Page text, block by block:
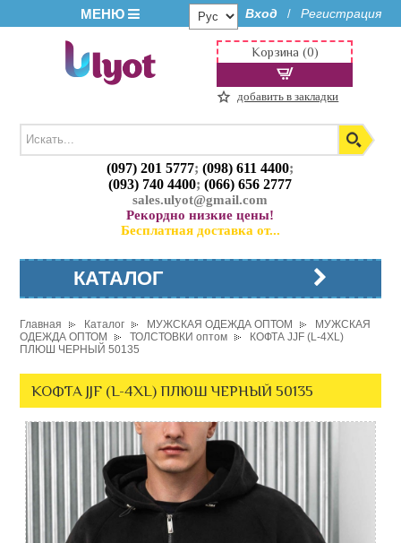
МЕНЮ Вход / Регистрация
(097) 201 5777;(098) 611 4400;
(093) 740 4400;(066) 656 2777
sales.ulyot@gmail.com
Рекордно низкие цены!
Бесплатная доставка от...
Корзина (0)
добавить в закладки
КАТАЛОГ
Главная Каталог МУЖСКАЯ ОДЕЖДА ОПТОМ
МУЖСКАЯ
ОДЕЖДА ОПТОМ
ТОЛСТОВКИ оптом
КОФТА JJF (L-4XL)
ПЛЮШ ЧЕРНЫЙ 50135
КОФТА JJF (L-4XL) ПЛЮШ ЧЕРНЫЙ 50135